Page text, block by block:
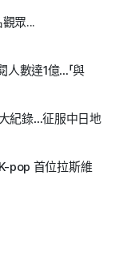
眾...
人數達1億…「與
大紀錄…征服中日地
K-pop 首位拉斯維